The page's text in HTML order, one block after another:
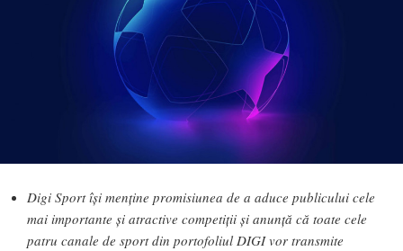
Digi Sport își menține promisiunea de a aduce publicului cele
mai importante și atractive competiții și anunță că toate cele
patru canale de sport din portofoliul DIGI vor transmite